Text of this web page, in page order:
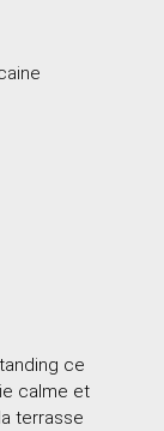
ce
calme et
terrasse